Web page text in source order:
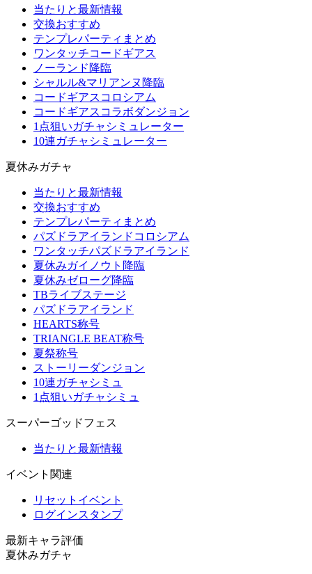
当たりと最新情報
交換おすすめ
テンプレパーティまとめ
ワンタッチコードギアス
ノーランド降臨
シャルル&マリアンヌ降臨
コードギアスコロシアム
コードギアスコラボダンジョン
1点狙いガチャシミュレーター
10連ガチャシミュレーター
夏休みガチャ
当たりと最新情報
交換おすすめ
テンプレパーティまとめ
パズドラアイランドコロシアム
ワンタッチパズドラアイランド
夏休みガイノウト降臨
夏休みゼローグ降臨
TBライブステージ
パズドラアイランド
HEARTS称号
TRIANGLE BEAT称号
夏祭称号
ストーリーダンジョン
10連ガチャシミュ
1点狙いガチャシミュ
スーパーゴッドフェス
当たりと最新情報
イベント関連
リセットイベント
ログインスタンプ
最新キャラ評価
夏休みガチャ